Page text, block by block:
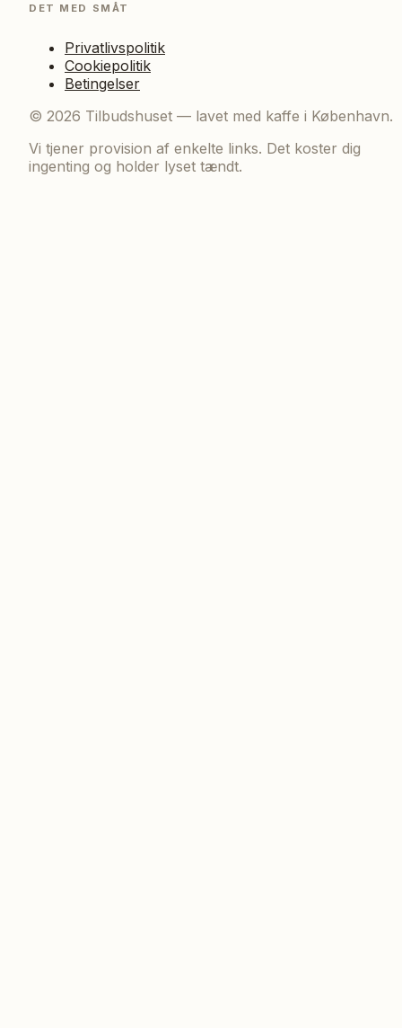
DET MED SMÅT
Privatlivspolitik
Cookiepolitik
Betingelser
© 2026 Tilbudshuset — lavet med kaffe i København.
Vi tjener provision af enkelte links. Det koster dig
ingenting og holder lyset tændt.